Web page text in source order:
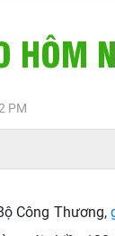
HÔM
PM
Công Thương,